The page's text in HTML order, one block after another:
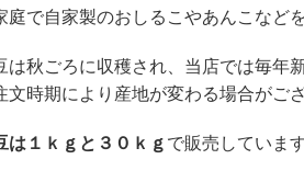
庭で自家製のおしるこやあんこなど
は秋ごろに収穫され、当店では毎年
文時期により産地が変わる場合がご
は１ｋｇと３０ｋｇ で販売しています